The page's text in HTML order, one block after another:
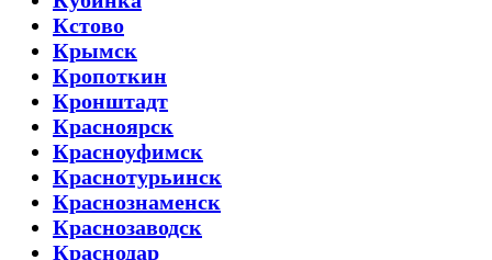
Кстово
Крымск
Кропоткин
Кронштадт
Красноярск
Красноуфимск
Краснотурьинск
Краснознаменск
Краснозаводск
Краснодар